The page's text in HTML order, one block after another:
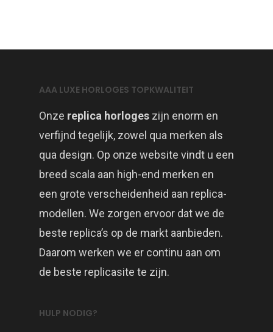
AAA LUXE HORLOGES TOPKWALITEIT
Onze replica horloges zijn enorm en
verfijnd tegelijk, zowel qua merken als
qua design. Op onze website vindt u een
breed scala aan high-end merken en
een grote verscheidenheid aan replica-
modellen. We zorgen ervoor dat we de
beste replica’s op de markt aanbieden.
Daarom werken we er continu aan om
de beste replicasite te zijn.
HULP NODIG?